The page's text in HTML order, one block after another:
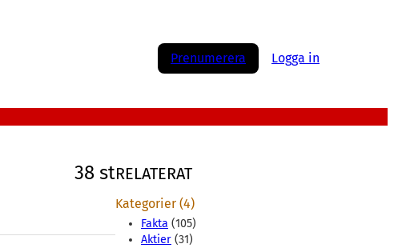
Prenumerera Logga in
38 stRELATERAT
Kategorier (4)
Fakta (105)
Aktier (31)